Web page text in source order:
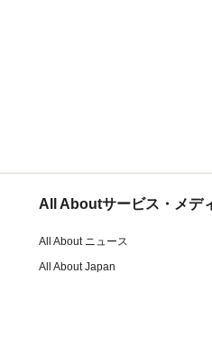
All Aboutサービス・メデ
All About ニュース
All About Japan